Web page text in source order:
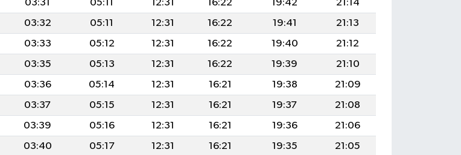
03:31 05:11 12:31 16:22 19:42
21:14
03:32 05:11 12:31 16:22 19:41
21:13
03:33 05:12 12:31 16:22 19:40
21:12
03:35 05:13 12:31 16:22 19:39
21:10
03:36 05:14 12:31 16:21 19:38
21:09
03:37 05:15 12:31 16:21 19:37
21:08
03:39 05:16 12:31 16:21 19:36
21:06
03:40 05:17 12:31 16:21 19:35
21:05